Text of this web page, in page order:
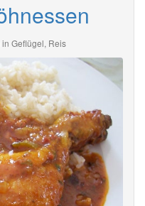
in Geflügel, Reis